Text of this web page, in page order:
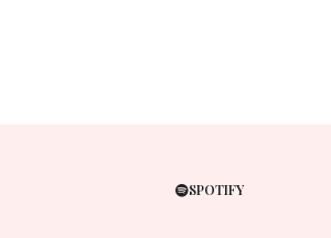
SPOTIFY